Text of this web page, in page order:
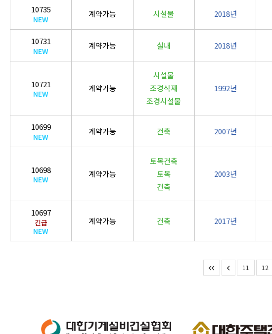
10735
NEW
계약가능 시설물 2018년
10731
NEW
계약가능 실내 2018년
10721
NEW
계약가능
시설물
조경식재
조경시설물
1992년
10699
NEW
계약가능 건축 2007년
10698
NEW
계약가능
토목건축
토목
건축
2003년
10697
긴급
NEW
계약가능 건축 2017년
11 12